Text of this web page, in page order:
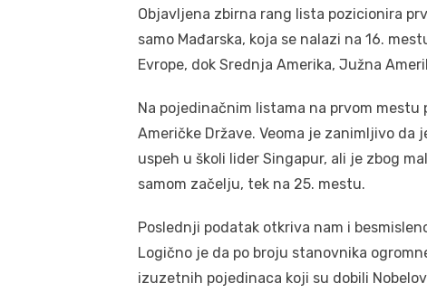
Objavljena zbirna rang lista pozicionira
samo Mađarska, koja se nalazi na 16.
Evrope, dok Srednja Amerika, Južna
Na pojedinačnim listama na prvom
Američke Države. Veoma je zanimljivo
uspeh u školi lider Singapur, ali je zbog
samom začelju, tek na 25. mestu.
Poslednji podatak otkriva nam i
Logično je da po broju stanovnika
izuzetnih pojedinaca koji su dobili